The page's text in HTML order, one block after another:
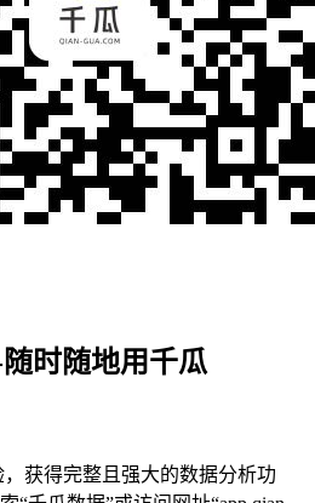
时随地用千瓜
获得完整且强大的数据分析功